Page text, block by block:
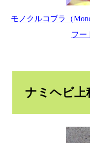
モノクルコブラ（
フー
ナミヘビ上